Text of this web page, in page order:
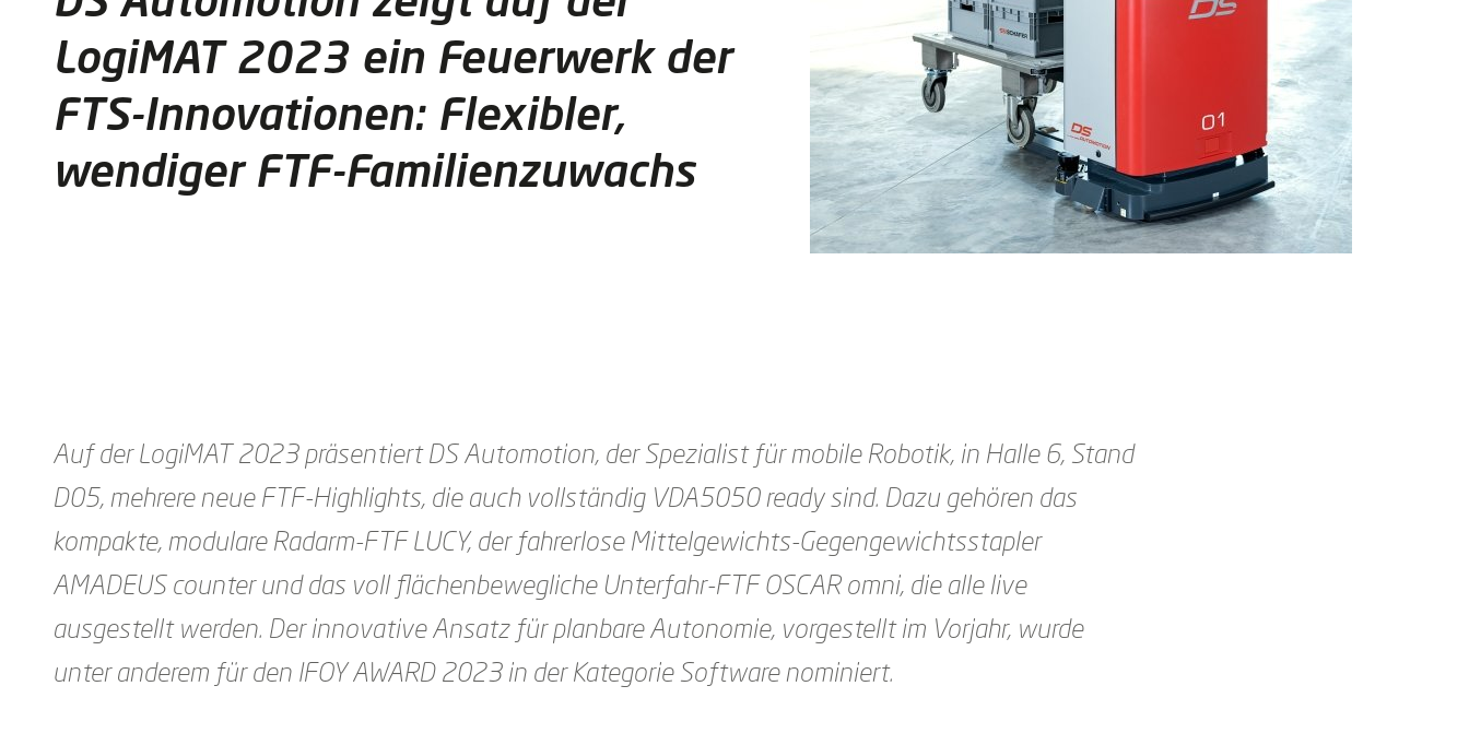
LogiMAT 2023 ein Feuerwerk der
FTS-Innovationen: Flexibler,
wendiger FTF-Familienzuwachs
Auf der LogiMAT 2023 präsentiert DS Automotion, der Spezialist für mobile Robotik, in Halle 6, Stand
D05, mehrere neue FTF-Highlights, die auch vollständig VDA5050 ready sind. Dazu gehören das
kompakte, modulare Radarm-FTF LUCY, der fahrerlose Mittelgewichts-Gegengewichtsstapler
AMADEUS counter und das voll flächenbewegliche Unterfahr-FTF OSCAR omni, die alle live
ausgestellt werden. Der innovative Ansatz für planbare Autonomie, vorgestellt im Vorjahr, wurde
unter anderem für den IFOY AWARD 2023 in der Kategorie Software nominiert.